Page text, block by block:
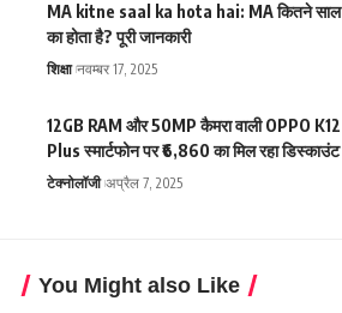
MA kitne saal ka hota hai: MA कितने साल
का होता है? पूरी जानकारी
शिक्षा नवम्बर 17, 2025
12GB RAM और 50MP कैमरा वाली OPPO K12
Plus स्मार्टफोन पर ₹6,860 का मिल रहा डिस्काउंट
टेक्नोलॉजी अप्रैल 7, 2025
You Might also Like